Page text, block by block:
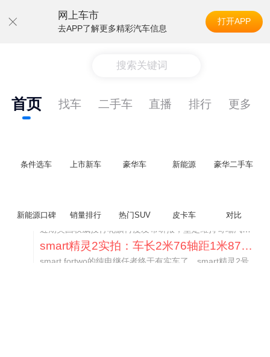
网上车市
去APP了解更多精彩汽车信息
打开APP
搜索关键词
首页 找车 二手车 直播 排行 更多
条件选车 上市新车 豪华车 新能源 豪华二手车
新能源口碑 销量排行 热门SUV 皮卡车 对比美国花旗：奇瑞市值被严重低估！预计36港元/股
smart fortwo的纯电继任者终于有实车了。smart精灵2号出现在工信部最新一批申报目录中，外观和概念车几乎一模一样，量产还原度相当高。